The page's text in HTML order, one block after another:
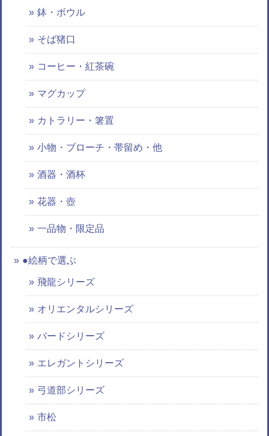
鉢・ボウル
そば猪口
コーヒー・紅茶碗
マグカップ
カトラリー・箸置
小物・ブローチ・帯留め・他
酒器・酒杯
花器・壺
一品物・限定品
●絵柄で選ぶ
飛龍シリーズ
オリエンタルシリーズ
バードシリーズ
エレガントシリーズ
弓道部シリーズ
市松